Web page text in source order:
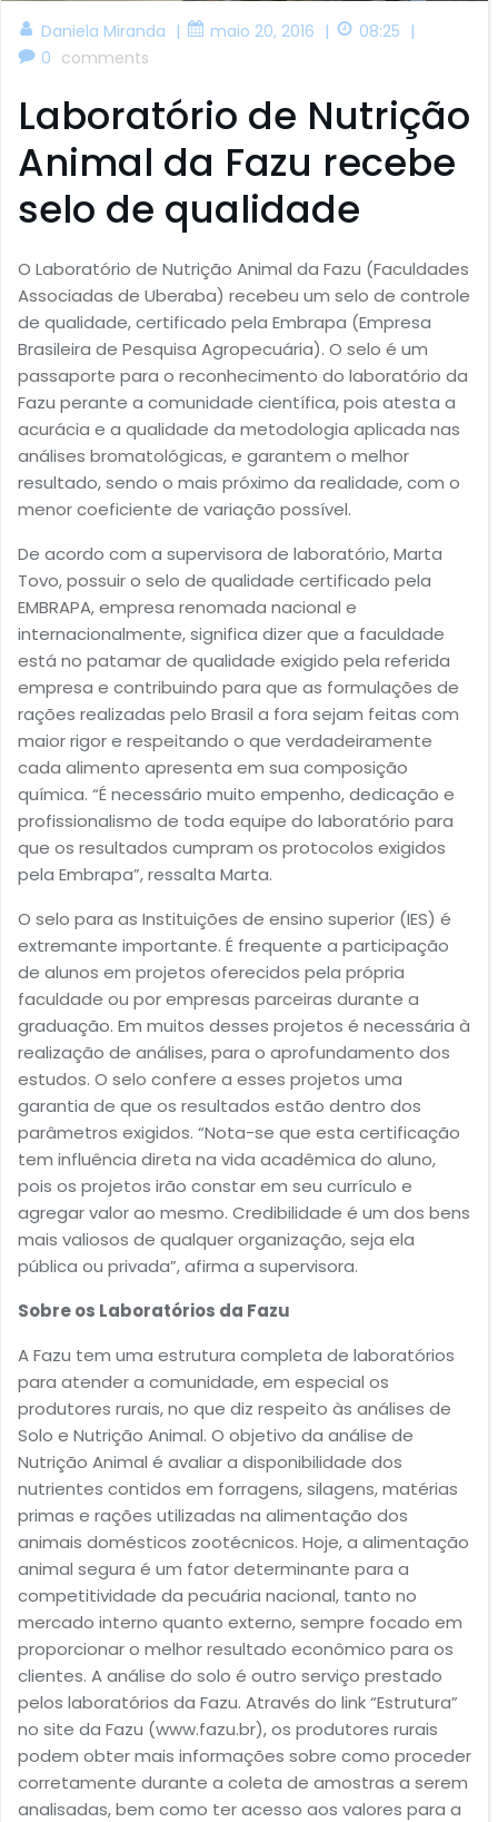
Daniela Miranda | maio 20, 2016 | 08:25 |
0 comments
Laboratório de Nutrição
Animal da Fazu recebe
selo de qualidade
O Laboratório de Nutrição Animal da Fazu (Faculdades
Associadas de Uberaba) recebeu um selo de controle
de qualidade, certificado pela Embrapa (Empresa
Brasileira de Pesquisa Agropecuária). O selo é um
passaporte para o reconhecimento do laboratório da
Fazu perante a comunidade científica, pois atesta a
acurácia e a qualidade da metodologia aplicada nas
análises bromatológicas, e garantem o melhor
resultado, sendo o mais próximo da realidade, com o
menor coeficiente de variação possível.
De acordo com a supervisora de laboratório, Marta
Tovo, possuir o selo de qualidade certificado pela
EMBRAPA, empresa renomada nacional e
internacionalmente, significa dizer que a faculdade
está no patamar de qualidade exigido pela referida
empresa e contribuindo para que as formulações de
rações realizadas pelo Brasil a fora sejam feitas com
maior rigor e respeitando o que verdadeiramente
cada alimento apresenta em sua composição
química. “É necessário muito empenho, dedicação e
profissionalismo de toda equipe do laboratório para
que os resultados cumpram os protocolos exigidos
pela Embrapa”, ressalta Marta.
O selo para as Instituições de ensino superior (IES) é
extremante importante. É frequente a participação
de alunos em projetos oferecidos pela própria
faculdade ou por empresas parceiras durante a
graduação. Em muitos desses projetos é necessária à
realização de análises, para o aprofundamento dos
estudos. O selo confere a esses projetos uma
garantia de que os resultados estão dentro dos
parâmetros exigidos. “Nota-se que esta certificação
tem influência direta na vida acadêmica do aluno,
pois os projetos irão constar em seu currículo e
agregar valor ao mesmo. Credibilidade é um dos bens
mais valiosos de qualquer organização, seja ela
pública ou privada”, afirma a supervisora.
Sobre os Laboratórios da Fazu
A Fazu tem uma estrutura completa de laboratórios
para atender a comunidade, em especial os
produtores rurais, no que diz respeito às análises de
Solo e Nutrição Animal. O objetivo da análise de
Nutrição Animal é avaliar a disponibilidade dos
nutrientes contidos em forragens, silagens, matérias
primas e rações utilizadas na alimentação dos
animais domésticos zootécnicos. Hoje, a alimentação
animal segura é um fator determinante para a
competitividade da pecuária nacional, tanto no
mercado interno quanto externo, sempre focado em
proporcionar o melhor resultado econômico para os
clientes. A análise do solo é outro serviço prestado
pelos laboratórios da Fazu. Através do link “Estrutura”
no site da Fazu (www.fazu.br), os produtores rurais
podem obter mais informações sobre como proceder
corretamente durante a coleta de amostras a serem
analisadas, bem como ter acesso aos valores para a